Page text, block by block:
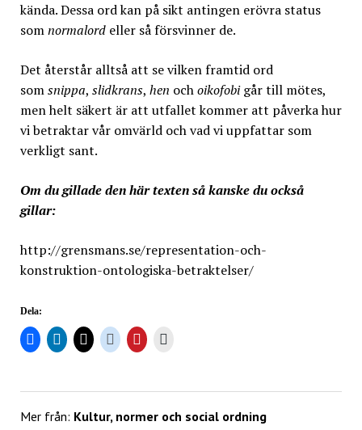
kända. Dessa ord kan på sikt antingen erövra status
somnormalordeller så försvinner de.
Det återstår alltså att se vilken framtid ord
somsnippa, slidkrans, hen ochoikofobigår till mötes,
men helt säkert är att utfallet kommer att påverka hur
vi betraktar vår omvärld och vad vi uppfattar som
verkligt sant.
Om du gillade den här texten så kanske du också
gillar:
http://grensmans.se/representation-och-
konstruktion-ontologiska-betraktelser/
Dela:
Mer från: Kultur, normer och social ordning